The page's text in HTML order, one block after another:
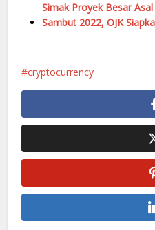
Simak Proyek Besar
Sambut 2022, OJK
cryptocurrency